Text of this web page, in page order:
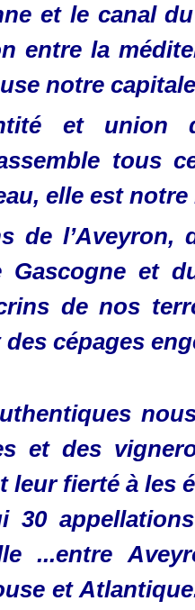
et le canal
entre la
notre
et union
tous
elle est notre
de l’Aveyron,
et
de nos
cépages
et des
leur fierté à les
30
...entre
et